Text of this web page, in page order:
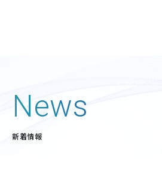
製品情報
News
新着情報